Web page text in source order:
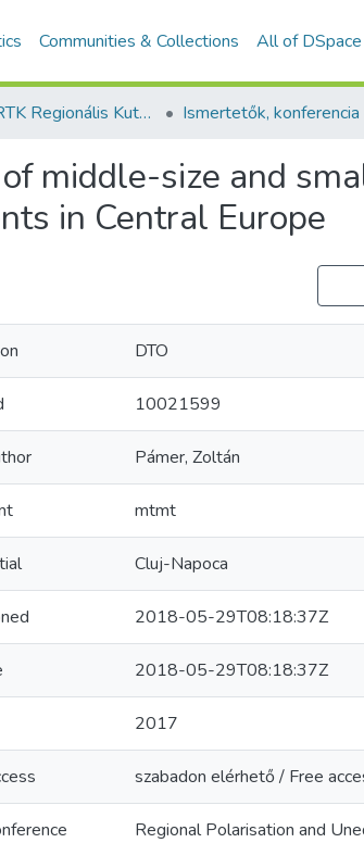
Communities & Collections All of DSpace
ELTE KRTK Regionális Kutatások Intézete
middle-size and
in Central Europe
DTO
10021599
Pámer, Zoltán
mtmt
Cluj-Napoca
2018-05-29T08:18:37Z
2018-05-29T08:18:37Z
2017
szabadon elérhető / Free
Regional Polarisation and